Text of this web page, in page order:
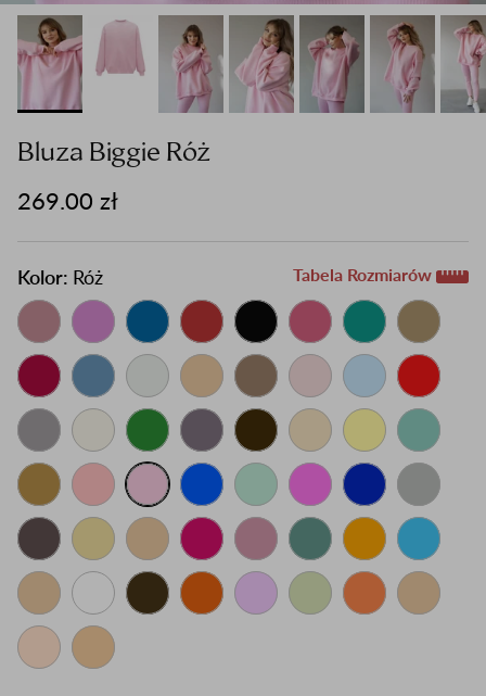
Bluza Biggie Róż
269.00 zł
Tabela Rozmiarów
Kolor: Róż